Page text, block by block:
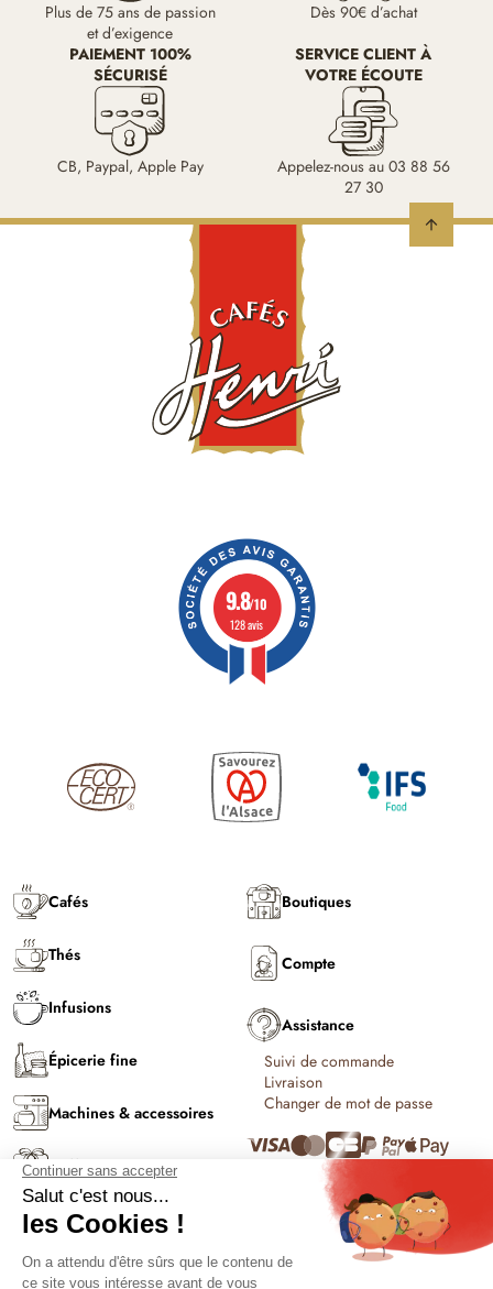
Plus de 75 ans de passion
et d’exigence
Dès 90€ d’achat
PAIEMENT 100%
SÉCURISÉ
CB, Paypal, Apple Pay
SERVICE CLIENT À
VOTRE ÉCOUTE
Appelez-nous au 03 88 56
27 30
9.8/10
128 avis
arrow_upward
Cafés
Thés
Infusions
Épicerie fine
Machines & accessoires
Coffrets & cadeaux
C'est l'été !
Boutiques
Compte
Assistance
Suivi de commande
Livraison
Changer de mot de passe